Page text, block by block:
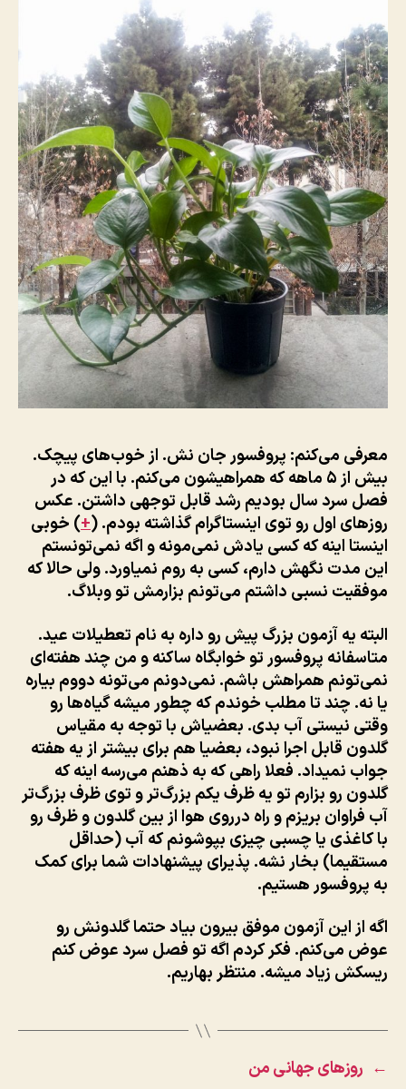
معرفی می‌کنم: پروفسور جان نش. از خوب‌های پیچک.
بیش از ۵ ماهه که همراهیشون می‌کنم. با این که در
فصل سرد سال بودیم رشد قابل توجهی داشتن. عکس
روزهای اول رو توی اینستاگرام گذاشته بودم. (+) خوبی
اینستا اینه که کسی یادش نمی‌مونه و اگه نمی‌تونستم
این مدت نگهش دارم، کسی به روم نمیاورد. ولی حالا که
موفقیت نسبی داشتم می‌تونم بزارمش تو وبلاگ.
البته یه آزمون بزرگ پیش رو داره به نام تعطیلات عید.
متاسفانه پروفسور تو خوابگاه ساکنه و من چند هفته‌ای
نمی‌تونم همراهش باشم. نمی‌دونم می‌تونه دووم بیاره
یا نه. چند تا مطلب خوندم که چطور میشه گیاه‌ها رو
وقتی نیستی آب بدی. بعضیاش با توجه به مقیاس
گلدون قابل اجرا نبود، بعضیا هم برای بیشتر از یه هفته
جواب نمیداد. فعلا راهی که به ذهنم می‌رسه اینه که
گلدون رو بزارم تو یه ظرف یکم بزرگ‌تر و توی ظرف بزرگ‌تر
آب فراوان بریزم و راه درروی هوا از بین گلدون و ظرف رو
با کاغذی یا چسبی چیزی بپوشونم که آب (حداقل
مستقیما) بخار نشه. پذیرای پیشنهادات شما برای کمک
به پروفسور هستیم.
اگه از این آزمون موفق بیرون بیاد حتما گلدونش رو
عوض می‌کنم. فکر کردم اگه تو فصل سرد عوض کنم
ریسکش زیاد میشه. منتظر بهاریم.
← روزهای جهانی من